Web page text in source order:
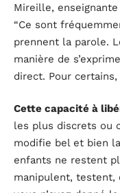
Mireille,
“Ce sont
prennent la parole.
manière de
direct. Pour
Cette capacité à
les plus discrets ou
modifie bel et bien
enfants ne restent
manipulent, testent,